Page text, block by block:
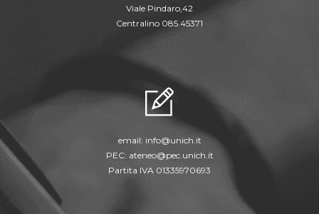
Viale Pindaro,42
Centralino 085.45371
email: info@unich.it
PEC: ateneo@pec.unich.it
Partita IVA 01335970693